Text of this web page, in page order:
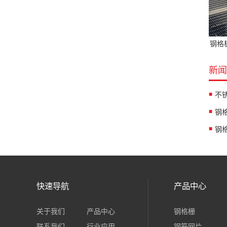
钢格
新
不
钢
快速导航
关于我们
产品中心
产品中心
钢格栅